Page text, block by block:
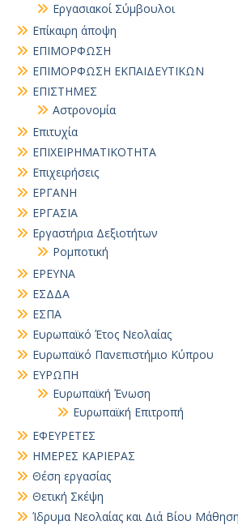
Εργασιακοί Σύμβουλοι
Επίκαιρη άποψη
ΕΠΙΜΟΡΦΩΣΗ
ΕΠΙΜΟΡΦΩΣΗ ΕΚΠΑΙΔΕΥΤΙΚΩΝ
ΕΠΙΣΤΗΜΕΣ
Αστρονομία
Επιτυχία
ΕΠΙΧΕΙΡΗΜΑΤΙΚΟΤΗΤΑ
Επιχειρήσεις
ΕΡΓΑΝΗ
ΕΡΓΑΣΙΑ
Εργαστήρια Δεξιοτήτων
Ρομποτική
ΕΡΕΥΝΑ
ΕΣΔΔΑ
ΕΣΠΑ
Ευρωπαϊκό Έτος Νεολαίας
Ευρωπαϊκό Πανεπιστήμιο Κύπρου
ΕΥΡΩΠΗ
Ευρωπαϊκή Ένωση
Ευρωπαϊκή Επιτροπή
ΕΦΕΥΡΕΤΕΣ
ΗΜΕΡΕΣ ΚΑΡΙΕΡΑΣ
Θέση εργασίας
Θετική Σκέψη
Ίδρυμα Νεολαίας και Διά Βίου